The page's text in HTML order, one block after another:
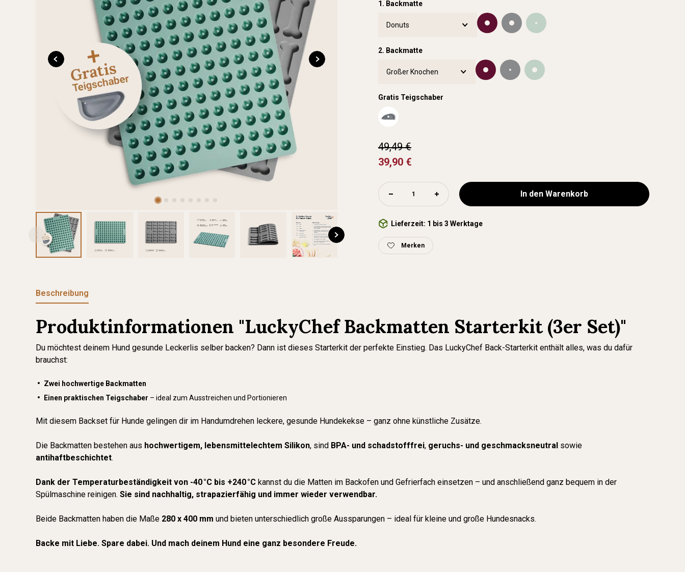
1. Backmatte
2. Backmatte
Gratis Teigschaber
49,49 €
39,90 €
In den Warenkorb
Lieferzeit: 1 bis 3 Werktage
Merken
Beschreibung
Produktinformationen "LuckyChef Backmatten Starterkit (3er Set)"
Du möchtest deinem Hund gesunde Leckerlis selber backen? Dann ist dieses Starterkit der perfekte Einstieg. Das LuckyChef Back-Starterkit enthält alles, was du dafür
brauchst:
Zwei hochwertige Backmatten
Einen praktischen Teigschaber – ideal zum Ausstreichen und Portionieren
Mit diesem Backset für Hunde gelingen dir im Handumdrehen leckere, gesunde Hundekekse – ganz ohne künstliche Zusätze.
Die Backmatten bestehen aus hochwertigem, lebensmittelechtem Silikon, sind BPA- und schadstofffrei, geruchs- und geschmacksneutral sowie
antihaftbeschichtet.
Dank der Temperaturbeständigkeit von -40 °C bis +240 °C kannst du die Matten im Backofen und Gefrierfach einsetzen – und anschließend ganz bequem in der
Spülmaschine reinigen. Sie sind nachhaltig, strapazierfähig und immer wieder verwendbar.
Beide Backmatten haben die Maße 280 x 400 mm und bieten unterschiedlich große Aussparungen – ideal für kleine und große Hundesnacks.
Backe mit Liebe. Spare dabei. Und mach deinem Hund eine ganz besondere Freude.